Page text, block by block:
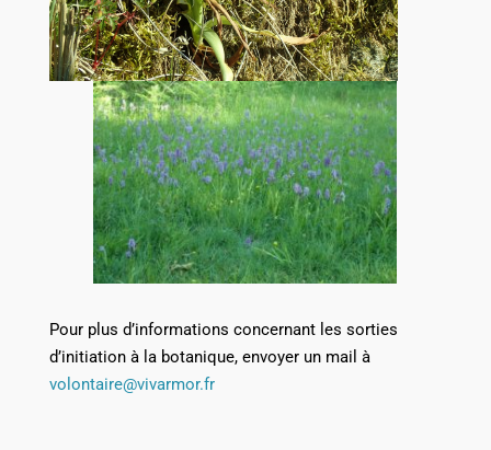
Pour plus d’informations concernant les sorties
d’initiation à la botanique, envoyer un mail à
volontaire@vivarmor.fr